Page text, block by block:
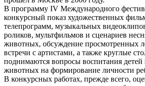
В программу IV Международного
конкурсный показ художественных
телепрограмм, музыкальных
роликов, мультфильмов и сценариев
животных, обсуждение просмотренных
встречи с артистами, а также круглые
поднимаются вопросы воспитания
животных на формирование личности
В конкурсных работах, прежде всего,